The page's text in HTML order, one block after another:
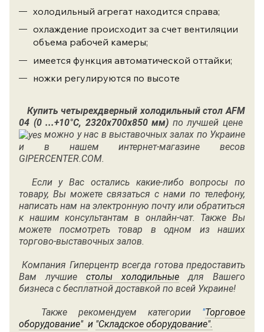
холодильный агрегат находится справа;
охлаждение происходит за счет вентиляции
объема рабочей камеры;
имеется функция автоматической оттайки;
ножки регулируются по высоте
Купить четырехдверный холодильный стол AFM
04 (0 ...+10°C, 2320х700х850 мм) по лучшей цене
можно у нас в выставочных залах по Украине
и в нашем интернет-магазине весов
GIPERCENTER.COM.
Если у Вас остались какие-либо вопросы по
товару, Вы можете связаться с нами по телефону,
написать нам на электронную почту или обратиться
к нашим консультантам в онлайн-чат. Также Вы
можете посмотреть товар в одном из наших
торгово-выставочных залов.
Компания Гиперцентр всегда готова предоставить
Вам лучшие столы холодильные для Вашего
бизнеса с бесплатной доставкой по всей Украине!
Также рекомендуем категории "Торговое
оборудование" и "Складское оборудование".